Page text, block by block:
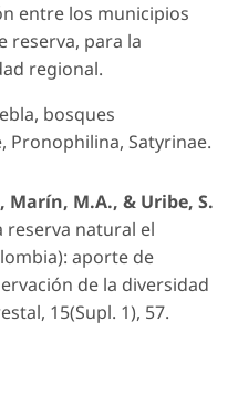
entre los municipios
reserva, para la
regional.
bosques
Pronophilina, Satyrinae.
Marín, M.A., & Uribe, S.
reserva natural el
aporte de
de la diversidad
15(Supl. 1), 57.